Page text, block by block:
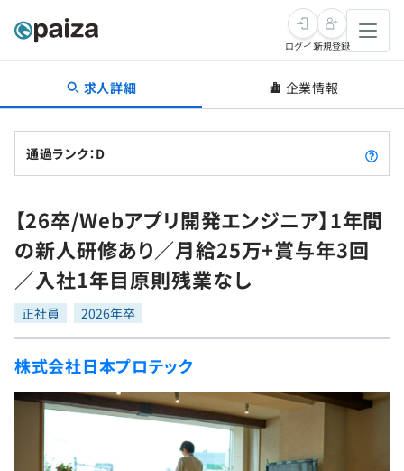
転職・キャリア
転職成功ガイド
転職エージェント
インタビュー
転職成功ガイド
新卒就活
求人検索
本選考
インターン
新卒エージェント
イベント・セミナー
インタビュー
学習
問題集
4択課題
ナレッジ
プログラミング言語
評価結果一覧
ゲーム・マンガ
Tech Team Journal
paizaとは？
ログイン新規登録
求人詳細 企業情報
通過ランク：D
【26卒/Webアプリ開発エンジニア】1年間
の新人研修あり／月給25万+賞与年3回
／入社1年目原則残業なし
正社員 2026年卒
株式会社日本プロテック